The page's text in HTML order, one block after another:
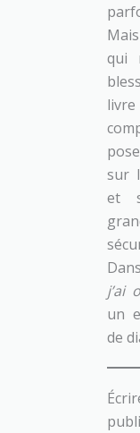
qui
sur
et
j’ai
un
de